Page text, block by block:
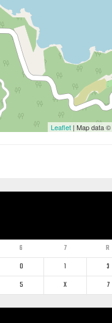
Leaflet | Map data ©
6 7 R
0 1 3
5 X 7